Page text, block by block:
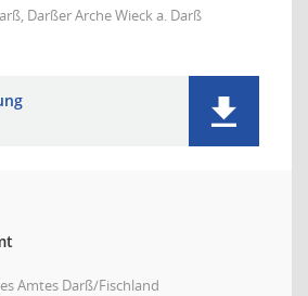
Darßer Arche Wieck a. Darß
Amtes Darß/Fischland